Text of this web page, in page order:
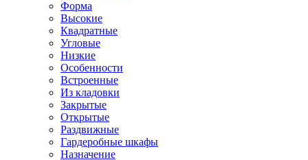
Форма
Высокие
Квадратные
Угловые
Низкие
Особенности
Встроенные
Из кладовки
Закрытые
Открытые
Раздвижные
Гардеробные шкафы
Назначение